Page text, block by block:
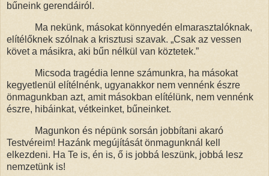
bűneink gerendáiról.
Ma nekünk, másokat könnyedén elmarasztalóknak,
elítélőknek szólnak a krisztusi szavak. „Csak az vessen
követ a másikra, aki bűn nélkül van köztetek.”
Micsoda tragédia lenne számunkra, ha másokat
kegyetlenül elítélnénk, ugyanakkor nem vennénk észre
önmagunkban azt, amit másokban elítélünk, nem vennénk
észre, hibáinkat, vétkeinket, bűneinket.
Magunkon és népünk sorsán jobbítani akaró
Testvéreim! Hazánk megújításátönmagunknál kell
elkezdeni. Ha Te is, én is, ő is jobbá leszünk, jobbá lesz
nemzetünk is!